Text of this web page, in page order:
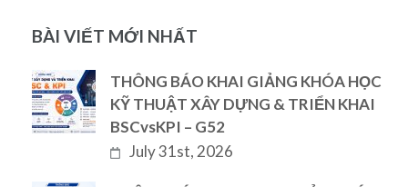
BÀI VIẾT MỚI NHẤT
THÔNG BÁO KHAI GIẢNG KHÓA HỌC
KỸ THUẬT XÂY DỰNG & TRIỂN KHAI
BSCvsKPI – G52
July 31st, 2026